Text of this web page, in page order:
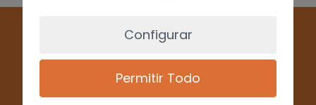
Configurar
Permitir Todo